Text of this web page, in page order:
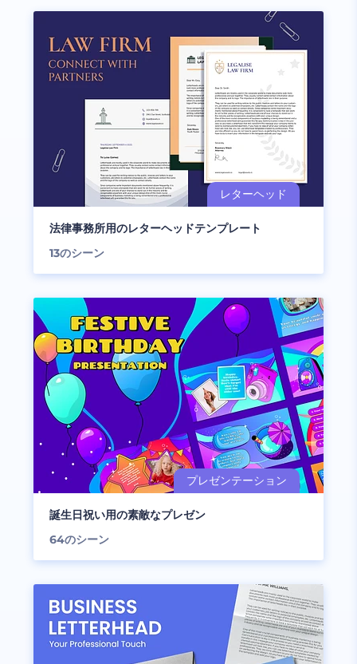
法律事務所用のレターヘッドテンプレート
13のシーン
誕生日祝い用の素敵なプレゼン
64のシーン